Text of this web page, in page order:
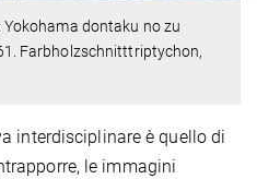
dontaku no zu
Farbholzschnitttriptychon,
interdisciplinare è quello di
le immagini